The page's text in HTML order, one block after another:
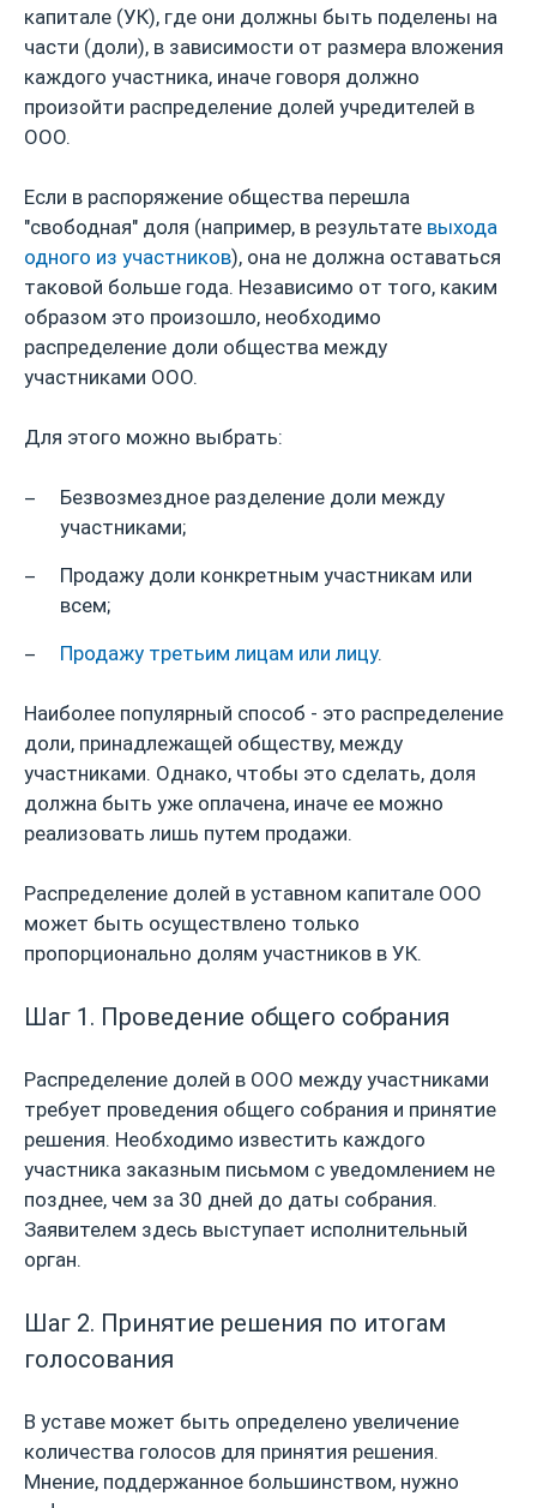
капитале (УК), где они должны быть поделены на
части (доли), в зависимости от размера вложения
каждого участника, иначе говоря должно
произойти распределение долей учредителей в
ООО.
Если в распоряжение общества перешла
"свободная" доля (например, в результате выхода
одного из участников), она не должна оставаться
таковой больше года. Независимо от того, каким
образом это произошло, необходимо
распределение доли общества между
участниками ООО.
Для этого можно выбрать:
Безвозмездное разделение доли между
участниками;
Продажу доли конкретным участникам или
всем;
Продажу третьим лицам или лицу.
Наиболее популярный способ - это распределение
доли, принадлежащей обществу, между
участниками. Однако, чтобы это сделать, доля
должна быть уже оплачена, иначе ее можно
реализовать лишь путем продажи.
Распределение долей в уставном капитале ООО
может быть осуществлено только
пропорционально долям участников в УК.
Шаг 1. Проведение общего собрания
Распределение долей в ООО между участниками
требует проведения общего собрания и принятие
решения. Необходимо известить каждого
участника заказным письмом с уведомлением не
позднее, чем за 30 дней до даты собрания.
Заявителем здесь выступает исполнительный
орган.
Шаг 2. Принятие решения по итогам
голосования
В уставе может быть определено увеличение
количества голосов для принятия решения.
Мнение, поддержанное большинством, нужно